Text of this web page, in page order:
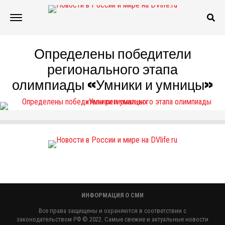
Определены победители
регионального этапа
олимпиады «Умники и умницы»
ИНФОРМАЦИЯ О СМИ
Все права защищены и охраняются в соответствии с
законодательством РФ © 2022. Самые свежие и актуальные новости